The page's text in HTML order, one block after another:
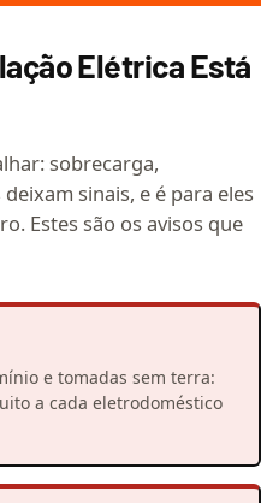
Elétrica Está
sobrecarga,
sinais, e é para eles
Estes são os avisos que
e tomadas sem terra:
a cada eletrodoméstico